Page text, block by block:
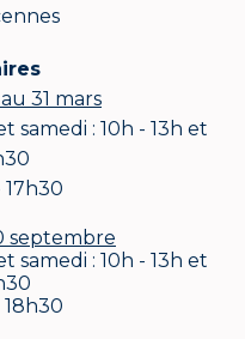
31 mars
samedi : 10h - 13h et
17h30
septembre
samedi : 10h - 13h et
18h30